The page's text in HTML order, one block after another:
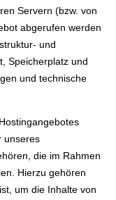
Servern (bzw. von
abgerufen werden
und
Speicherplatz und
und technische
unseres
die im Rahmen
Hierzu gehören
um die Inhalte von